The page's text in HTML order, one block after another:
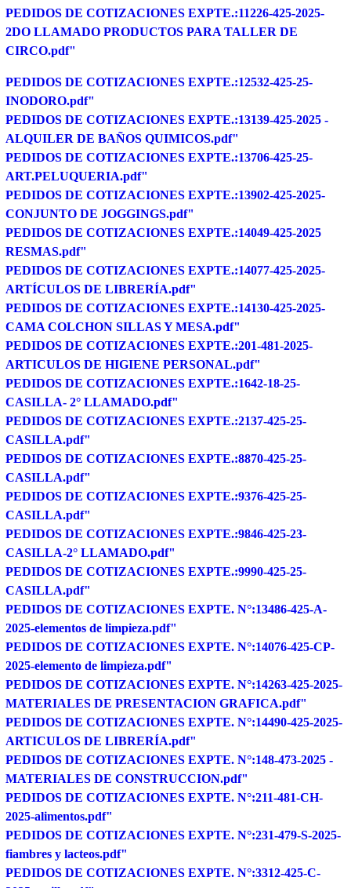
PEDIDOS DE COTIZACIONES EXPTE.:11226-425-2025-
2DO LLAMADO PRODUCTOS PARA TALLER DE
CIRCO.pdf"
PEDIDOS DE COTIZACIONES EXPTE.:12532-425-25-
INODORO.pdf"
PEDIDOS DE COTIZACIONES EXPTE.:13139-425-2025 -
ALQUILER DE BAÑOS QUIMICOS.pdf"
PEDIDOS DE COTIZACIONES EXPTE.:13706-425-25-
ART.PELUQUERIA.pdf"
PEDIDOS DE COTIZACIONES EXPTE.:13902-425-2025-
CONJUNTO DE JOGGINGS.pdf"
PEDIDOS DE COTIZACIONES EXPTE.:14049-425-2025
RESMAS.pdf"
PEDIDOS DE COTIZACIONES EXPTE.:14077-425-2025-
ARTÍCULOS DE LIBRERÍA.pdf"
PEDIDOS DE COTIZACIONES EXPTE.:14130-425-2025-
CAMA COLCHON SILLAS Y MESA.pdf"
PEDIDOS DE COTIZACIONES EXPTE.:201-481-2025-
ARTICULOS DE HIGIENE PERSONAL.pdf"
PEDIDOS DE COTIZACIONES EXPTE.:1642-18-25-
CASILLA- 2° LLAMADO.pdf"
PEDIDOS DE COTIZACIONES EXPTE.:2137-425-25-
CASILLA.pdf"
PEDIDOS DE COTIZACIONES EXPTE.:8870-425-25-
CASILLA.pdf"
PEDIDOS DE COTIZACIONES EXPTE.:9376-425-25-
CASILLA.pdf"
PEDIDOS DE COTIZACIONES EXPTE.:9846-425-23-
CASILLA-2° LLAMADO.pdf"
PEDIDOS DE COTIZACIONES EXPTE.:9990-425-25-
CASILLA.pdf"
PEDIDOS DE COTIZACIONES EXPTE. N°:13486-425-A-
2025-elementos de limpieza.pdf"
PEDIDOS DE COTIZACIONES EXPTE. N°:14076-425-CP-
2025-elemento de limpieza.pdf"
PEDIDOS DE COTIZACIONES EXPTE. N°:14263-425-2025-
MATERIALES DE PRESENTACION GRAFICA.pdf"
PEDIDOS DE COTIZACIONES EXPTE. N°:14490-425-2025-
ARTICULOS DE LIBRERÍA.pdf"
PEDIDOS DE COTIZACIONES EXPTE. N°:148-473-2025 -
MATERIALES DE CONSTRUCCION.pdf"
PEDIDOS DE COTIZACIONES EXPTE. N°:211-481-CH-
2025-alimentos.pdf"
PEDIDOS DE COTIZACIONES EXPTE. N°:231-479-S-2025-
fiambres y lacteos.pdf"
PEDIDOS DE COTIZACIONES EXPTE. N°:3312-425-C-